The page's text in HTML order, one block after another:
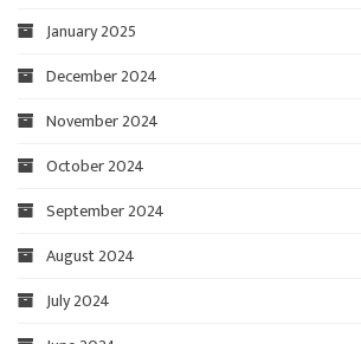
January 2025
December 2024
November 2024
October 2024
September 2024
August 2024
July 2024